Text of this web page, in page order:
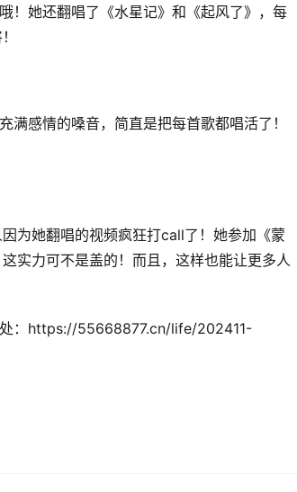
！她还翻唱了《水星记》和《起风了》，每
感情的嗓音，简直是把每首歌都唱活了！
为她翻唱的视频疯狂打call了！她参加《蒙
实力可不是盖的！而且，这样也能让更多人
处：https://55668877.cn/life/202411-